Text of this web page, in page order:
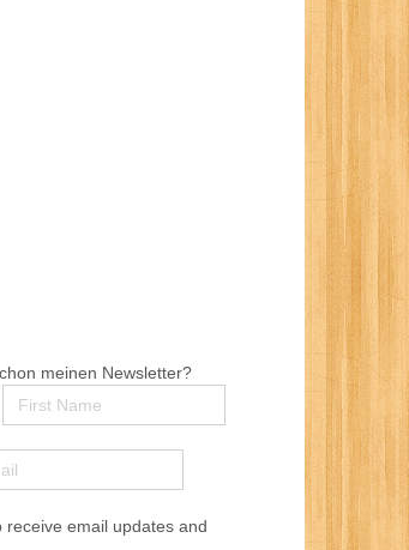
meinen Newsletter?
receive email updates and